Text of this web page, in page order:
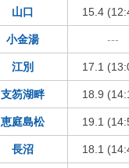
山口 15.4
小金湯 ---
江別 17.1
支笏湖畔 18.9
恵庭島松 19.1
長沼 18.1